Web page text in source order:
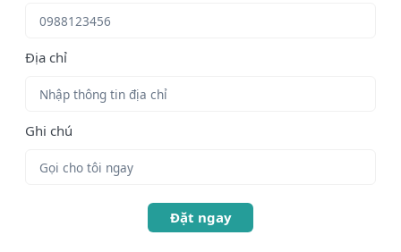
Địa chỉ
Ghi chú
Đặt ngay